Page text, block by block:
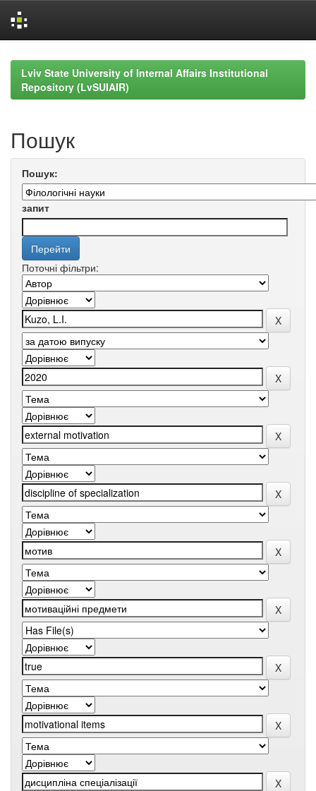
navigationLviv State University of Internal Affairs Institutional
Repository (LvSUIAIR)
Пошук
Пошук:
запит
Поточні фільтри: